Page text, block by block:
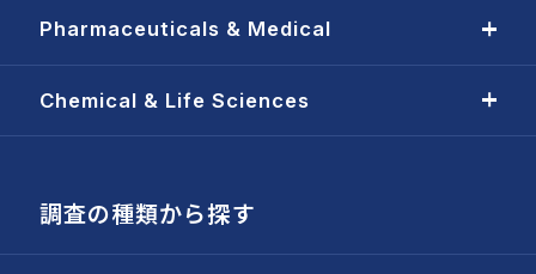
Pharmaceuticals & Medical
Chemical & Life Sciences
調査の種類から探す